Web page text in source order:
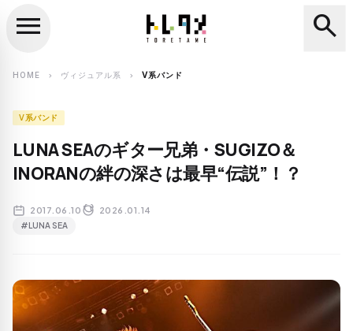
search
menu search
HOME chevron_right ヴィジュアル系 chevron_right V系バンド
V系バンド
LUNA SEAのギター兄弟・SUGIZO＆
INORANの絆の深さは最早“伝説”！？
2017.06.10 2026.01.14
#LUNA SEA